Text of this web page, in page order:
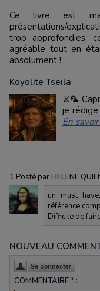
Ce livre est
présentations/
trop approfondies,
agréable tout en
absolument !
Koyolite Tseila
⚔️🦜
je
En
1.Posté parHELENE
un must
référence
Difficile de
NOUVEAU
COMMENTAIRE * :